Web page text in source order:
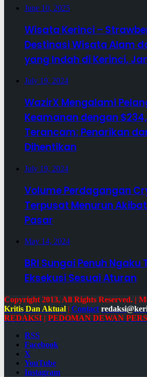
June 10, 2025
Wisata Kerinci –
Destinasi Wisata Alam
yang Indah di Kerinci,
July 19, 2024
WazirX Mengalami
Keamanan dengan
Terancam; Penarikan
Dihentikan
July 19, 2024
Volume Perdagangan
Terpusat Menurun
Pasar
May 14, 2024
BRI Sungai Penuh Ngaku
Eksekusi Sesuai Aturan
Copyright 2013, All Rights Reserved. |
Kritis Dan Aktual | Contact
REDAKSI | PEDOMAN DEWAN PERS
RSS
Facebook
X
YouTube
Instagram